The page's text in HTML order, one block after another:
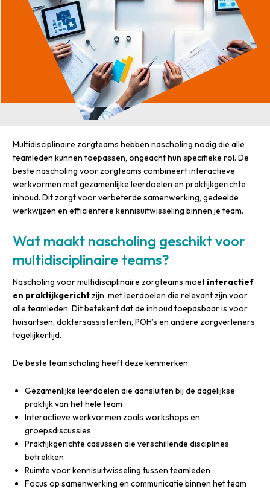
Multidisciplinaire zorgteams hebben nascholing nodig die alle
teamleden kunnen toepassen, ongeacht hun specifieke rol. De
beste nascholing voor zorgteams combineert interactieve
werkvormen met gezamenlijke leerdoelen en praktijkgerichte
inhoud. Dit zorgt voor verbeterde samenwerking, gedeelde
werkwijzen en efficiëntere kennisuitwisseling binnen je team.
Wat maakt nascholing geschikt voor
multidisciplinaire teams?
Nascholing voor multidisciplinaire zorgteams moet interactief
en praktijkgerichtzijn, met leerdoelen die relevant zijn voor
alle teamleden. Dit betekent dat de inhoud toepasbaar is voor
huisartsen, doktersassistenten, POH’s en andere zorgverleners
tegelijkertijd.
De beste teamscholing heeft deze kenmerken:
Gezamenlijke leerdoelen die aansluiten bij de dagelijkse
praktijk van het hele team
Interactieve werkvormen zoals workshops en
groepsdiscussies
Praktijkgerichte casussen die verschillende disciplines
betrekken
Ruimte voor kennisuitwisseling tussen teamleden
Focus op samenwerking en communicatie binnen het team